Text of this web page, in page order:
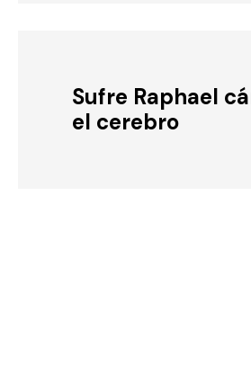
Sufre Raphael
el cerebro